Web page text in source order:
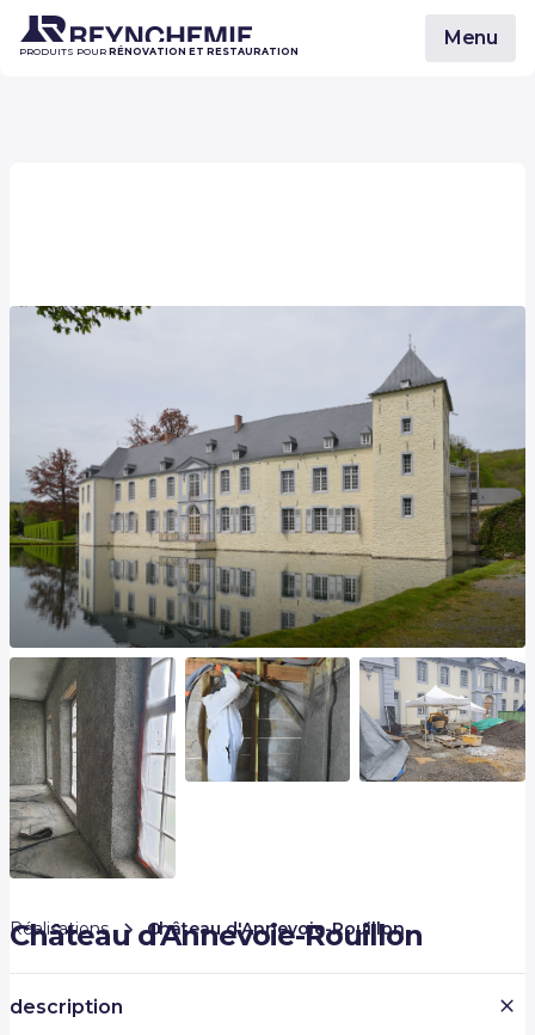
PRODUITS POUR RÉNOVATION ET RESTAURATION
Menu
Réalisations Château d'Annevoie-Rouillon
Château d'Annevoie-Rouillon
description